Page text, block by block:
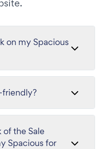
on my Spacious
friendly?
the Sale
Spacious for